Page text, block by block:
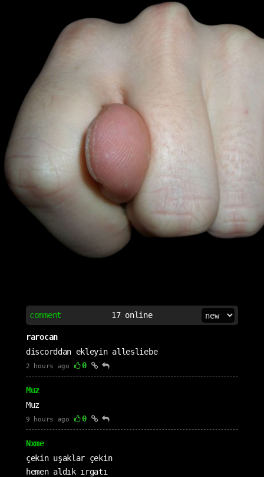
comment 17online
rarocan
discorddan ekleyin allesliebe
2 hours ago 0
Muz
Muz
9 hours ago 0
Nxme
çekin uşaklar çekin
hemen aldık ırgatı